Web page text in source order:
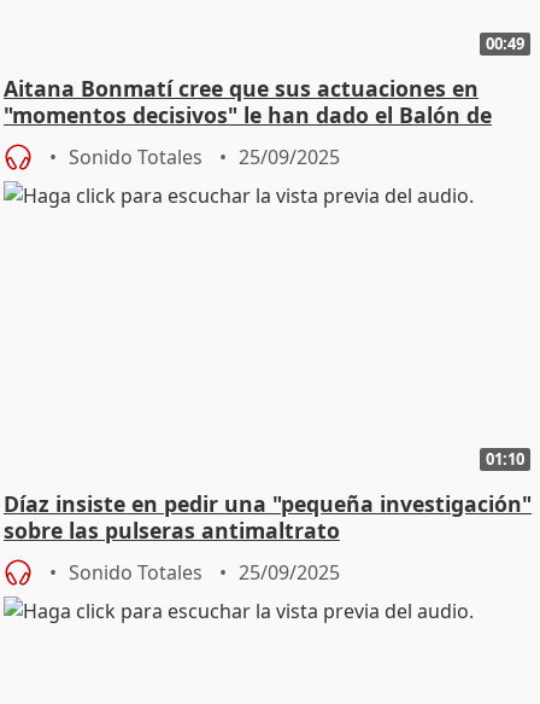
00:49
Aitana Bonmatí cree que sus actuaciones en
"momentos decisivos" le han dado el Balón de
Oro
Sonido Totales 25/09/2025
01:10
Díaz insiste en pedir una "pequeña investigación"
sobre las pulseras antimaltrato
Sonido Totales 25/09/2025